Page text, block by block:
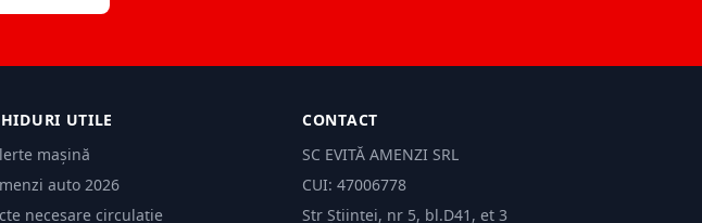
UTILE
mașină
auto 2026
necesare circulație
CONTACT
SC EVITĂ AMENZI SRL
CUI: 47006778
Str Științei, nr 5, bl.D41, et 3